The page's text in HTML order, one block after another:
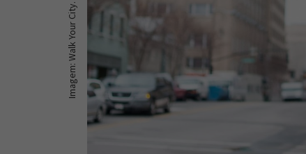
Imagem: Walk Your City.